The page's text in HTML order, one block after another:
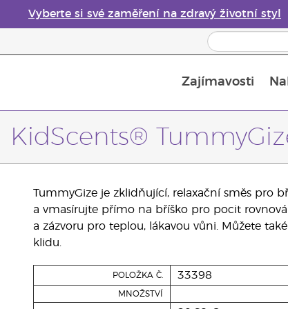
Vyberte si své zaměření na zdravý životní styl
Zajímavosti
KidScents®
TummyGize je zklidňující, relaxační směs pro
a vmasírujte přímo na bříško pro pocit
a zázvoru pro teplou, lákavou vůni. Můžete
klidu.
POLOŽKA Č. 33398
MNOŽSTVÍ